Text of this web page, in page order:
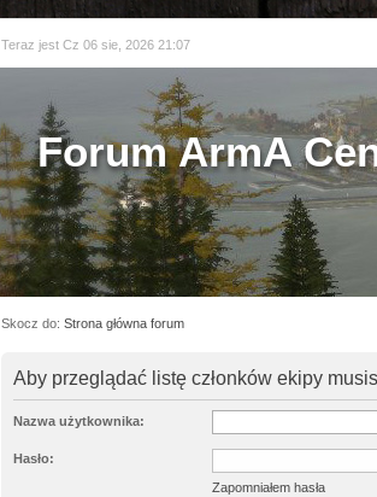
Teraz jest Cz 06 sie, 2026 21:07
Forum ArmA
Skocz do: Strona główna forum
Aby przeglądać listę członków ekipy
Nazwa użytkownika:
Hasło:
Zapomniałem hasła